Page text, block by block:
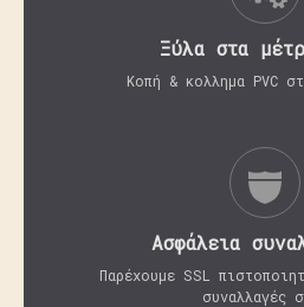
Ξύλα στα
Κοπή & κολλημα PVC
Aσφάλεια
Παρέχουμε SSL
συναλλαγές